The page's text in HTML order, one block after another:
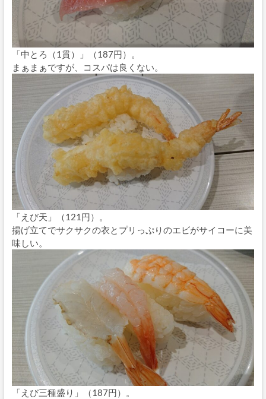
「中とろ（1貫）」（187円）。
まぁまぁですが、コスパは良くない。
「えび天」（121円）。
揚げ立てでサクサクの衣とプリっぷりのエビがサイコーに美
味しい。
「えび三種盛り」（187円）。